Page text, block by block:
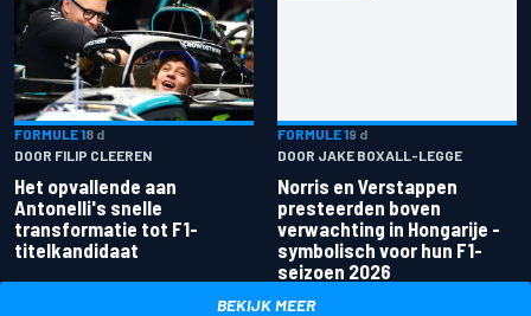
FORMULE 18 d
DOOR FILIP CLEEREN
Het opvallende aan
Antonelli's snelle
transformatie tot F1-
titelkandidaat
FORMULE 19 d
DOOR JAKE BOXALL-LEGGE
Norris en Verstappen
presteerden boven
verwachting in Hongarije -
symbolisch voor hun F1-
seizoen 2026
BEKIJK MEER